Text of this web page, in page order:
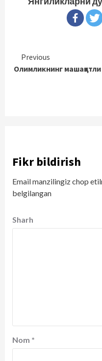
Continue
Reading
Previous
Олимликнинг
Fikr bildirish
Email manzilingiz chop
belgilangan
Sharh
Nom *